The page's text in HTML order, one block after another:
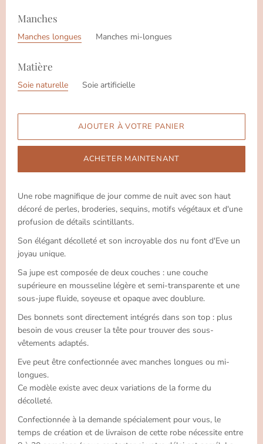
Manches
Manches longues Manches mi-longues
Matière
Soie naturelle Soie artificielle
ACHETER MAINTENANT
Une robe magnifique de jour comme de nuit avec son haut
décoré de perles, broderies, sequins, motifs végétaux et d'une
profusion de détails scintillants.
Son élégant décolleté et son incroyable dos nu font d'Eve un
joyau unique.
Sa jupe est composée de deux couches : une couche
supérieure en mousseline légère et semi-transparente et une
sous-jupe fluide, soyeuse et opaque avec doublure.
Des bonnets sont directement intégrés dans son top : plus
besoin de vous creuser la tête pour trouver des sous-
vêtements adaptés.
Eve peut être confectionnée avec manches longues ou mi-
longues.
Ce modèle existe avec deux variations de la forme du
décolleté.
Confectionnée à la demande spécialement pour vous, le
temps de création et de livraison de cette robe nécessite entre